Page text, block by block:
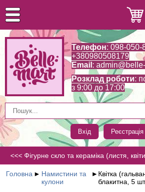
Телефон: 098-
+380980508179
Email :
Розклад роботи:
з 9:00 до 17:00
Вхід Реєстрація
<<< Фігурне скло та кераміка (листя,
Головна ► Намистини та
кулони
► Квітка
блакитна, 5 шт